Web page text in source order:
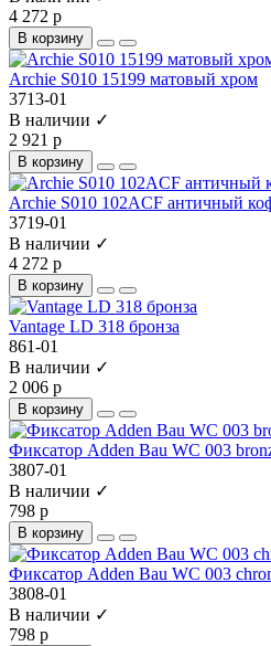
4 272 р
В корзину
Archie S010 15199 матовый хром
3713-01
В наличии ✓
2 921 р
В корзину
Archie S010 102ACF античный
3719-01
В наличии ✓
4 272 р
В корзину
Vantage LD 318 бронза
861-01
В наличии ✓
2 006 р
В корзину
Фиксатор Adden Bau WC 003
3807-01
В наличии ✓
798 р
В корзину
Фиксатор Adden Bau WC 003
3808-01
В наличии ✓
798 р